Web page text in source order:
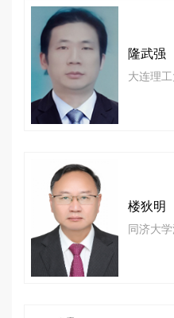
隆武强
大连理
楼狄明
同济大